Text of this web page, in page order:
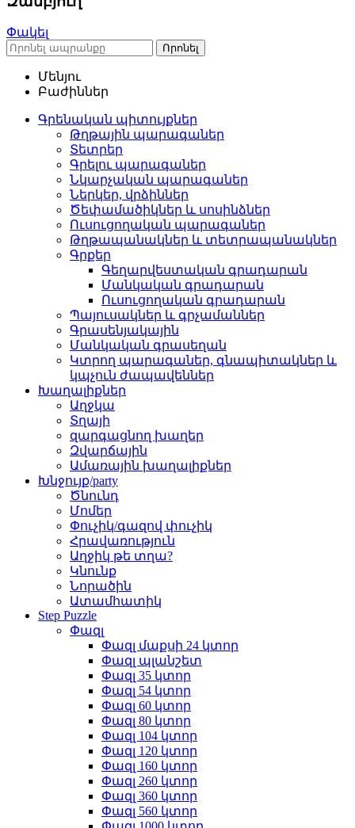
Փակել
Որոնել
Մենյու
Բաժիններ
Գրենական պիտույքներ
Թղթային պարագաներ
Տետրեր
Գրելու պարագաներ
Նկարչական պարագաներ
Ներկեր, վրձիններ
Ծեփամածիկներ և սոսինձներ
Ուսուցողական պարագաներ
Թղթապանակներ և տետրապանակներ
Գրքեր
Գեղարվեստական գրադարան
Մանկական գրադարան
Ուսուցողական գրադարան
Պայուսակներ և գրչամաններ
Գրասենյակային
Մանկական գրասեղան
Կտրող պարագաներ, գնապիտակներ և
կպչուն ժապավեններ
Խաղալիքներ
Աղջկա
Տղայի
զարգացնող խաղեր
Զվարճային
Ամառային խաղալիքներ
Խնջույք/party
Ծնունդ
Մոմեր
Փուչիկ/գազով փուչիկ
Հրավառություն
Աղջիկ թե տղա?
Կնունք
Նորածին
Ատամհատիկ
Step Puzzle
Փազլ
Փազլ մաքսի 24 կտոր
Փազլ պլանշետ
Փազլ 35 կտոր
Փազլ 54 կտոր
Փազլ 60 կտոր
Փազլ 80 կտոր
Փազլ 104 կտոր
Փազլ 120 կտոր
Փազլ 160 կտոր
Փազլ 260 կտոր
Փազլ 360 կտոր
Փազլ 560 կտոր